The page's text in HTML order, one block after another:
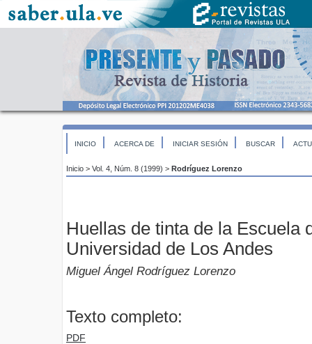
INICIO ACERCA DE INICIAR SESIÓN BUSCAR
Inicio > Vol. 4, Núm. 8 (1999) > Rodríguez Lorenzo
Huellas de tinta de la Escuela
Universidad de Los Andes
Miguel Ángel Rodríguez Lorenzo
Texto completo:
PDF